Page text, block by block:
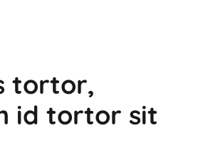
tortor,
id tortor sit